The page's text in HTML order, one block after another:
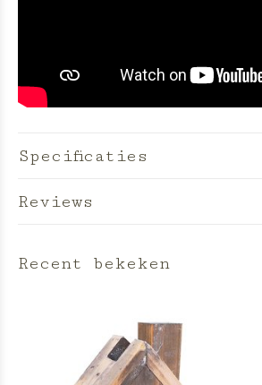
Specificaties
Reviews
Recent bekeken